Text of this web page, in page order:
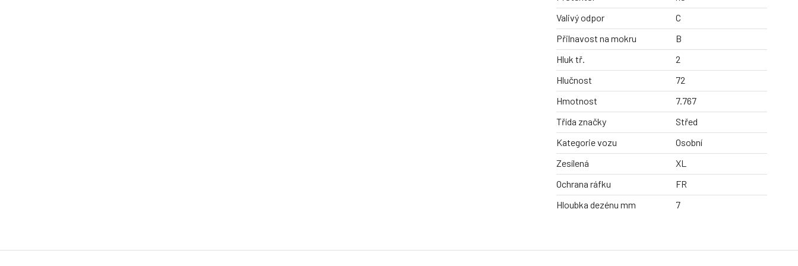
Valivý odpor
C
Přilnavost na mokru
B
Hluk tř.
2
Hlučnost
72
Hmotnost
7.767
Třída značky
Střed
Kategorie vozu
Osobní
Zesílená
XL
Ochrana ráfku
FR
Hloubka dezénu mm
7